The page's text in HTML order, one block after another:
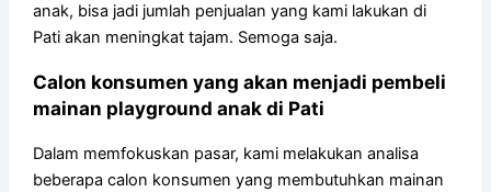
anak, bisa jadi jumlah penjualan yang kami lakukan di
Pati akan meningkat tajam. Semoga saja.
Calon konsumen yang akan menjadi pembeli
mainan playground anak di Pati
Dalam memfokuskan pasar, kami melakukan analisa
beberapa calon konsumen yang membutuhkan mainan